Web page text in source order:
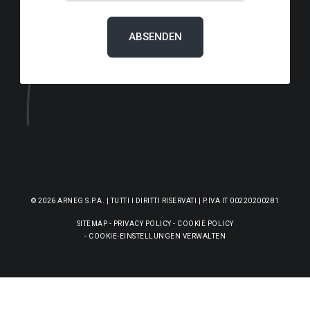
© 2026 ARNEG S.P.A. | TUTTI I DIRITTI RISERVATI | P.IVA IT 00220200281
SITEMAP - PRIVACY POLICY- COOKIE POLICY
- COOKIE-EINSTELLUNGEN VERWALTEN